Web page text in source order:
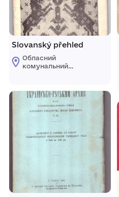
Slovanský přehled
Обласний
комунальний
Володимира
Гнатюка